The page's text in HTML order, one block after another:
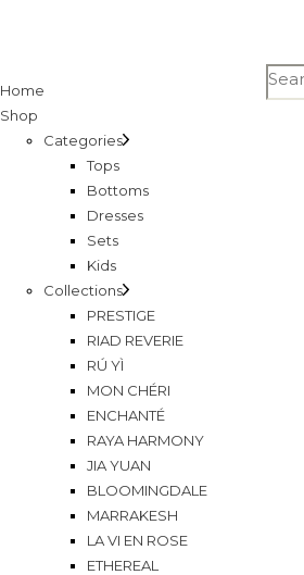
Home
Shop
Categories
Tops
Bottoms
Dresses
Sets
Kids
Collections
PRESTIGE
RIAD REVERIE
RÚ YÌ
MON CHÉRI
ENCHANTÉ
RAYA HARMONY
JIA YUAN
BLOOMINGDALE
MARRAKESH
LA VI EN ROSE
ETHEREAL